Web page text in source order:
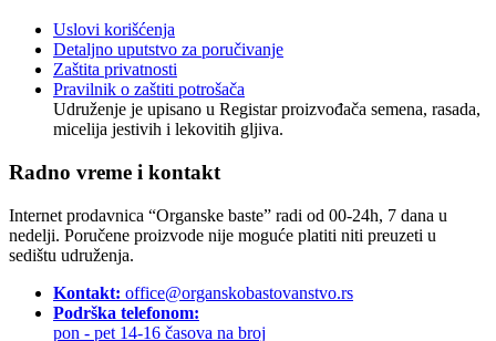
Uslovi korišćenja
Detaljno uputstvo za poručivanje
Zaštita privatnosti
Pravilnik o zaštiti potrošača
Udruženje je upisano u Registar proizvođača semena, rasada,
micelija jestivih i lekovitih gljiva.
Radno vreme i kontakt
Internet prodavnica “Organske baste” radi od 00-24h, 7 dana u
nedelji. Poručene proizvode nije moguće platiti niti preuzeti u
sedištu udruženja.
Kontakt: office@organskobastovanstvo.rs
Podrška telefonom:
pon - pet 14-16 časova na broj